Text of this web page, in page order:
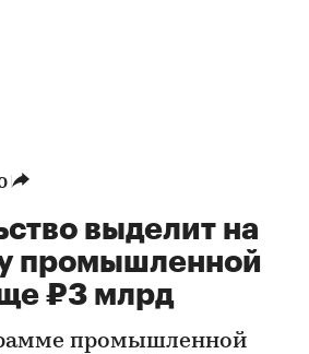
выделит на
промышленной
₽3 млрд
промышленной